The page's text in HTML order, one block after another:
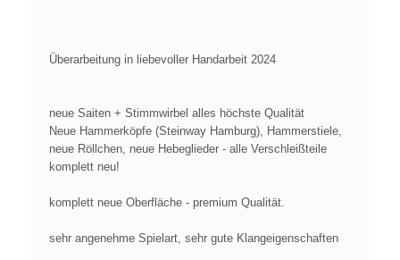
Überarbeitung in liebevoller Handarbeit 2024
neue Saiten + Stimmwirbel alles höchste Qualität
Neue Hammerköpfe (Steinway Hamburg), Hammerstiele,
neue Röllchen, neue Hebeglieder - alle Verschleißteile
komplett neu!
komplett neue Oberfläche - premium Qualität.
sehr angenehme Spielart, sehr gute Klangeigenschaften